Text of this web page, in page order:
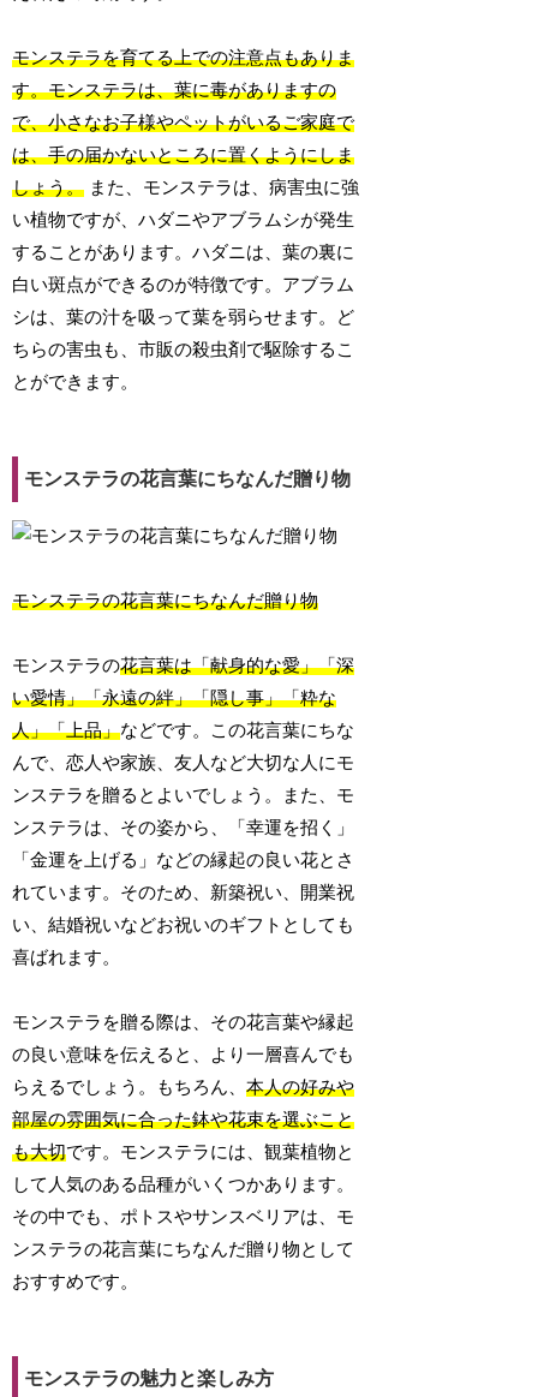
モンステラを育てる上での注意点もありま
す。モンステラは、葉に毒がありますの
で、小さなお子様やペットがいるご家庭で
は、手の届かないところに置くようにしま
しょう。 また、モンステラは、病害虫に強
い植物ですが、ハダニやアブラムシが発生
することがあります。ハダニは、葉の裏に
白い斑点ができるのが特徴です。アブラム
シは、葉の汁を吸って葉を弱らせます。ど
ちらの害虫も、市販の殺虫剤で駆除するこ
とができます。
モンステラの花言葉にちなんだ贈り物
モンステラの花言葉にちなんだ贈り物
モンステラの花言葉は「献身的な愛」「深
い愛情」「永遠の絆」「隠し事」「粋な
人」「上品」などです。この花言葉にちな
んで、恋人や家族、友人など大切な人にモ
ンステラを贈るとよいでしょう。また、モ
ンステラは、その姿から、「幸運を招く」
「金運を上げる」などの縁起の良い花とさ
れています。そのため、新築祝い、開業祝
い、結婚祝いなどお祝いのギフトとしても
喜ばれます。
モンステラを贈る際は、その花言葉や縁起
の良い意味を伝えると、より一層喜んでも
らえるでしょう。もちろん、本人の好みや
部屋の雰囲気に合った鉢や花束を選ぶこと
も大切です。モンステラには、観葉植物と
して人気のある品種がいくつかあります。
その中でも、ポトスやサンスベリアは、モ
ンステラの花言葉にちなんだ贈り物として
おすすめです。
モンステラの魅力と楽しみ方